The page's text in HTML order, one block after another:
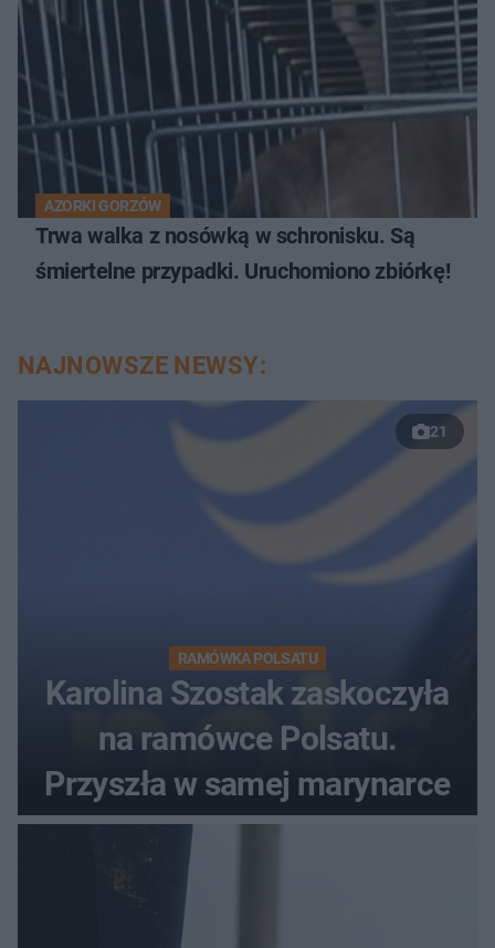
AZORKI GORZÓW
Trwa walka z nosówką w schronisku. Są
śmiertelne przypadki. Uruchomiono zbiórkę!
NAJNOWSZE NEWSY:
21
RAMÓWKA POLSATU
Karolina Szostak zaskoczyła
na ramówce Polsatu.
Przyszła w samej marynarce